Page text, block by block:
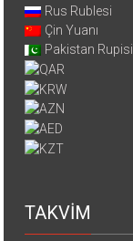
Rus Rublesi
Çin Yuanı
Pakistan Rupisi
TAKVİM